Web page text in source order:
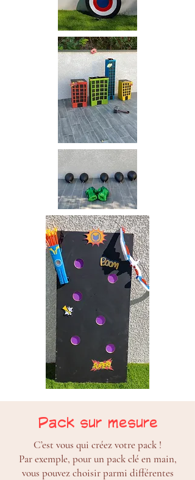
Pack sur mesure
C’est vous qui créez votre pack !
Par exemple, pour un pack clé en main,
vous pouvez choisir parmi différentes